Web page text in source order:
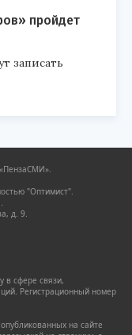
пройдет
записать
"Оптимист".
д. 9.
в сфере связи,
Регистрационный номер
на сайте